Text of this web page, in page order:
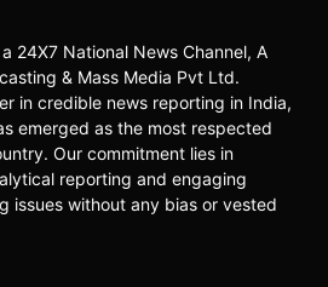
24X7 National News Channel, A
& Mass Media Pvt Ltd.
in credible news reporting in India,
emerged as the most respected
Our commitment lies in
reporting and engaging
issues without any bias or vested